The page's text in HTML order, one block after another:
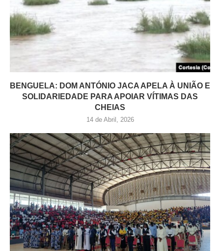
BENGUELA: DOM ANTÓNIO JACA APELA À UNIÃO E
SOLIDARIEDADE PARA APOIAR VÍTIMAS DAS
CHEIAS
14 de Abril, 2026